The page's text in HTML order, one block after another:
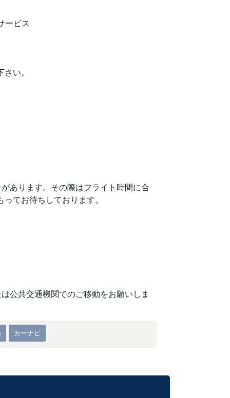
ービス
い。
あります。その際はフライト時間に合
てお待ちしております。
公共交通機関でのご移動をお願いしま
カーナビ